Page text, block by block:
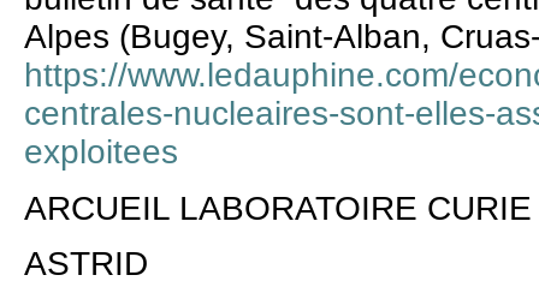
Alpes (Bugey, Saint-Alban,
https://www.ledauphine.com/
centrales-nucleaires-sont-elles-
exploitees
ARCUEIL LABORATOIRE CURIE
ASTRID